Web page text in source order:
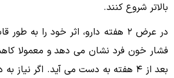
بالاتر شروع کنند.
در عرض ۲ هفته دارو، اثر خود را به
فشار خون فرد نشان می دهد و معمولا
بعد از ۴ هفته به دست می آید. اگر